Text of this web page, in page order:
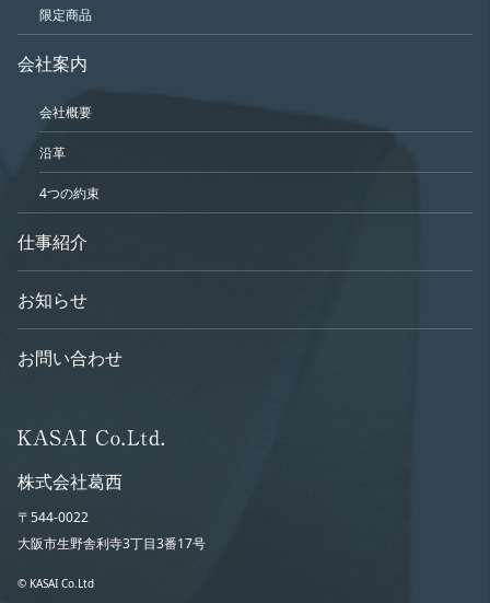
株式会社葛西
〒544-0022
大阪市生野舎利寺3丁目3番17号
© KASAI Co.Ltd
限定商品
会社案内
会社概要
沿革
4つの約束
仕事紹介
お知らせ
お問い合わせ